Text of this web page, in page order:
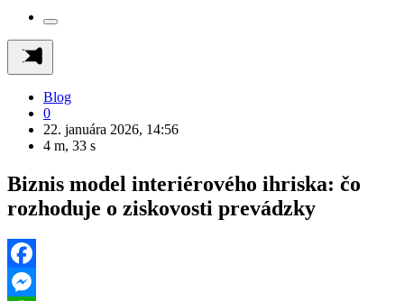
Blog
0
22. januára 2026, 14:56
4 m, 33 s
Biznis model interiérového ihriska: čo
rozhoduje o ziskovosti prevádzky
Facebook